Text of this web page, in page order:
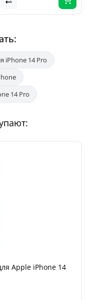
iPhone 14 Pro
14 Pro
Apple iPhone 14